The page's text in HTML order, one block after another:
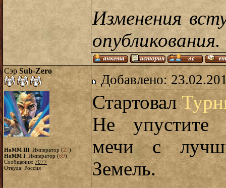
Изменения
опубликования.
Сэр Sub-Zero
HoMM III: Император (27)
HoMM I: Император (69)
Сообщения: 7077
Откуда: Россия
Добавлено:
Стартовал
Не упустите
мечи с
Земель.